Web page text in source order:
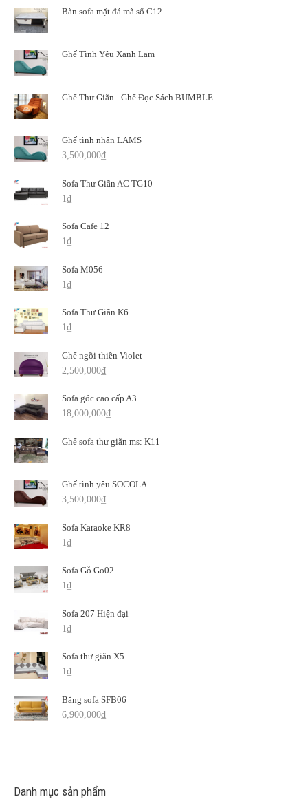
Bàn sofa mặt đá mã số C12
Ghế Tình Yêu Xanh Lam
Ghế Thư Giãn - Ghế Đọc Sách BUMBLE
Ghế tình nhân LAMS
3,500,000₫
Sofa Thư Giãn AC TG10
1₫
Sofa Cafe 12
1₫
Sofa M056
1₫
Sofa Thư Giãn K6
1₫
Ghế ngồi thiền Violet
2,500,000₫
Sofa góc cao cấp A3
18,000,000₫
Ghế sofa thư giãn ms: K11
Ghế tình yêu SOCOLA
3,500,000₫
Sofa Karaoke KR8
1₫
Sofa Gỗ Go02
1₫
Sofa 207 Hiện đại
1₫
Sofa thư giãn X5
1₫
Băng sofa SFB06
6,900,000₫
Danh mục sản phẩm